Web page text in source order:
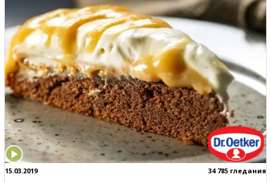
15.03.2019 34 785 гледания